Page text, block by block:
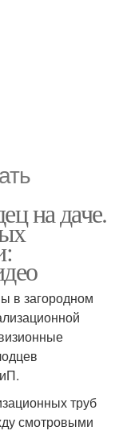
на даче.
в загородном
труб
смотровыми